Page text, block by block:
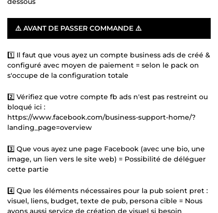
⚠️ AVANT DE PASSER COMMANDE ⚠️
1️⃣ Il faut que vous ayez un compte business ads de créé &
configuré avec moyen de paiement = selon le pack on
s'occupe de la configuration totale
2️⃣ Vérifiez que votre compte fb ads n'est pas restreint ou
bloqué ici :
https://www.facebook.com/business-support-home/?
landing_page=overview
3️⃣ Que vous ayez une page Facebook (avec une bio, une
image, un lien vers le site web) = Possibilité de déléguer
cette partie
4️⃣ Que les éléments nécessaires pour la pub soient pret :
visuel, liens, budget, texte de pub, persona cible = Nous
avons aussi service de création de visuel si besoin